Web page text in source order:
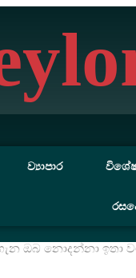
ව්‍යාපාර
ඔබ නොදන්නා ඉතා